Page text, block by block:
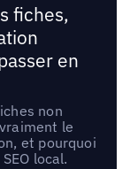
fiches,
en
non
le
et pourquoi
local.